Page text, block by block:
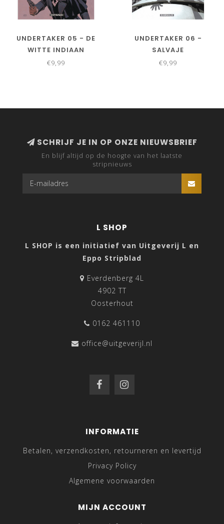
UNDERTAKER 05 - DE
WITTE INDIAAN
€9,99
UNDERTAKER 06 -
SALVAJE
€9,99
SCHRIJF JE IN OP ONZE NIEUWSBRIEF
En blijf altijd op de hoogte van het laatste
stripnieuws
L SHOP
L SHOP is een initiatief van Uitgeverij L en
Eppo Stripblad
Everdenberg 4L
4902 TT
Oosterhout
0162 461110
office@uitgeverijl.nl
INFORMATIE
Betalen, verzendkosten, retourneren en levertijd
Privacy Policy
Algemene voorwaarden
MIJN ACCOUNT